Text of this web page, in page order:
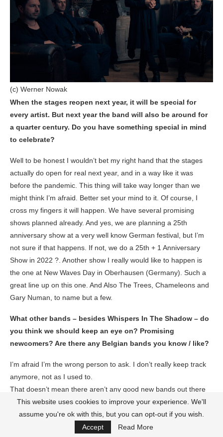
(c) Werner Nowak
When the stages reopen next year, it will be special for
every artist. But next year the band will also be around for
a quarter century. Do you have something special in mind
to celebrate?
Well to be honest I wouldn’t bet my right hand that the stages
actually do open for real next year, and in a way like it was
before the pandemic. This thing will take way longer than we
might think I’m afraid. Better set your mind to it. Of course, I
cross my fingers it will happen. We have several promising
shows planned already. And yes, we are planning a 25th
anniversary show at a very well know German festival, but I’m
not sure if that happens. If not, we do a 25th + 1 Anniversary
Show in 2022 ?. Another show I really would like to happen is
the one at New Waves Day in Oberhausen (Germany). Such a
great line up on this one. And Also The Trees, Chameleons and
Gary Numan, to name but a few.
What other bands – besides Whispers In The Shadow – do
you think we should keep an eye on? Promising
newcomers? Are there any Belgian bands you know / like?
I’m afraid I’m the wrong person to ask. I don’t really keep track
anymore, not as I used to.
That doesn’t mean there aren’t any good new bands out there
though. But these days my interested in music lies not really in
rock music anymore. During the summer I’ve been listening a lot
to Sufi Music from the middle east, that was something fresh
This website uses cookies to improve your experience. We'll
assume you're ok with this, but you can opt-out if you wish.
Accept
Read More